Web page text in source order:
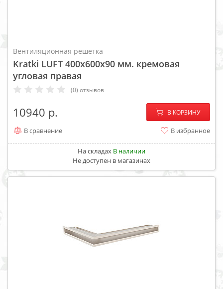
Вентиляционная решетка
Kratki LUFT 400x600x90 мм. кремовая
угловая правая
(0) отзывов
10940 − +
В КОРЗИНУ
В сравнение В избранное
На складах В наличии
Не доступен в магазинах